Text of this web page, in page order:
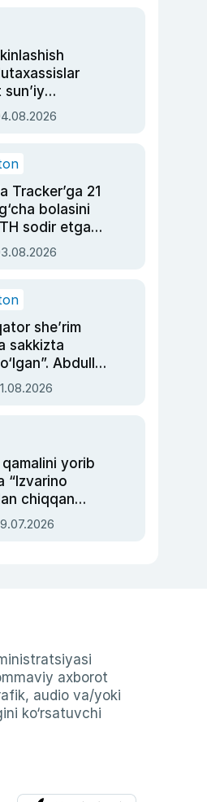
boshqara
xavotir
Tracker’ga 21
bolasini
sodir etgan
hukmi o‘qildi
she’rim
sakkizta
Abdulla
asrab
yorib
“Izvarino
chiqqan
— Ukraina
axborot
audio va/yoki
ko‘rsatuvchi